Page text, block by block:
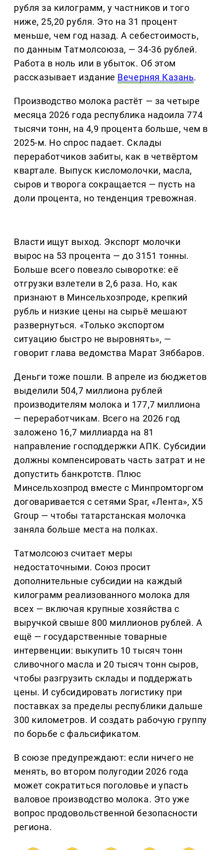
рубля за килограмм, у частников и того
ниже, 25,20 рубля. Это на 31 процент
меньше, чем год назад. А себестоимость,
по данным Татмолсоюза, — 34-36 рублей.
Работа в ноль или в убыток. Об этом
рассказывает издание Вечерняя Казань.
Производство молока растёт — за четыре
месяца 2026 года республика надоила 774
тысячи тонн, на 4,9 процента больше, чем в
2025-м. Но спрос падает. Склады
переработчиков забиты, как в четвёртом
квартале. Выпуск кисломолочки, масла,
сыров и творога сокращается — пусть на
доли процента, но тенденция тревожная.
Власти ищут выход. Экспорт молочки
вырос на 53 процента — до 3151 тонны.
Больше всего повезло сыворотке: её
отгрузки взлетели в 2,6 раза. Но, как
признают в Минсельхозпроде, крепкий
рубль и низкие цены на сырьё мешают
развернуться. «Только экспортом
ситуацию быстро не выровнять», —
говорит глава ведомства Марат Зяббаров.
Деньги тоже пошли. В апреле из бюджетов
выделили 504,7 миллиона рублей
производителям молока и 177,7 миллиона
— переработчикам. Всего на 2026 год
заложено 16,7 миллиарда на 81
направление господдержки АПК. Субсидии
должны компенсировать часть затрат и не
допустить банкротств. Плюс
Минсельхозпрод вместе с Минпромторгом
договаривается с сетями Spar, «Лента», X5
Group — чтобы татарстанская молочка
заняла больше места на полках.
Татмолсоюз считает меры
недостаточными. Союз просит
дополнительные субсидии на каждый
килограмм реализованного молока для
всех — включая крупные хозяйства с
выручкой свыше 800 миллионов рублей. А
ещё — государственные товарные
интервенции: выкупить 10 тысяч тонн
сливочного масла и 20 тысяч тонн сыров,
чтобы разгрузить склады и поддержать
цены. И субсидировать логистику при
поставках за пределы республики дальше
300 километров. И создать рабочую группу
по борьбе с фальсификатом.
В союзе предупреждают: если ничего не
менять, во втором полугодии 2026 года
может сократиться поголовье и упасть
валовое производство молока. Это уже
вопрос продовольственной безопасности
региона.